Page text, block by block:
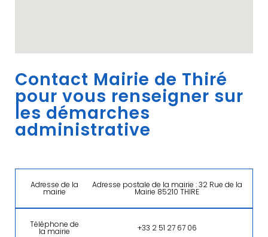
Contact Mairie de Thiré
pour vous renseigner sur
les démarches
administrative
Adresse de la
mairie
Adresse postale de la mairie : 32 Rue de la
Mairie 85210 THIRE
Téléphone de
la mairie +33 2 51 27 67 06